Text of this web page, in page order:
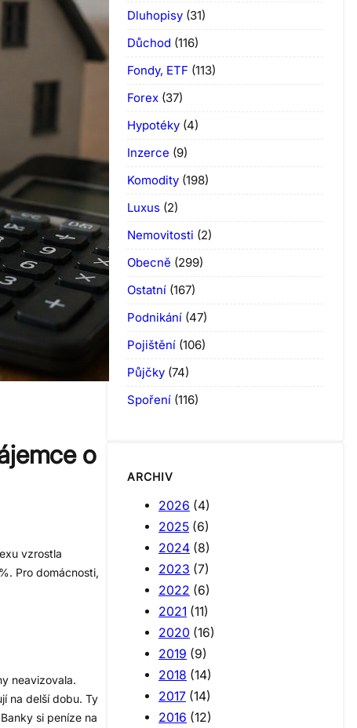
o
vzrostla
Pro domácnosti,
neavizovala.
na delší dobu. Ty
si peníze na
Dluhopisy (31)
Důchod (116)
Fondy, ETF (113)
Forex (37)
Hypotéky (4)
Inzerce (9)
Komodity (198)
Luxus (2)
Nemovitosti (2)
Obecně (299)
Ostatní (167)
Podnikání (47)
Pojištění (106)
Půjčky (74)
Spoření (116)
ARCHIV
2026 (4)
2025 (6)
2024 (8)
2023 (7)
2022 (6)
2021 (11)
2020 (16)
2019 (9)
2018 (14)
2017 (14)
2016 (12)